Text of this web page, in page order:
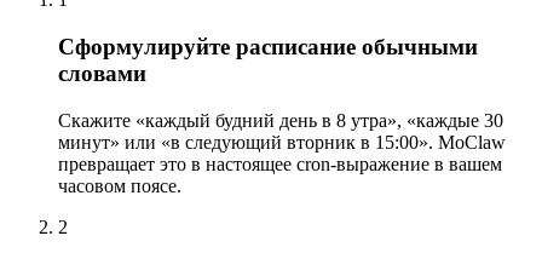
Сформулируйте расписание обычными
словами
Скажите «каждый будний день в 8 утра», «каждые 30
минут» или «в следующий вторник в 15:00». MoClaw
превращает это в настоящее cron-выражение в вашем
часовом поясе.
2